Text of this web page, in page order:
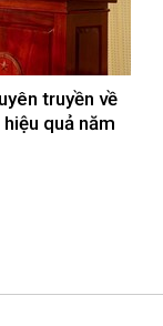
truyền về
quả năm